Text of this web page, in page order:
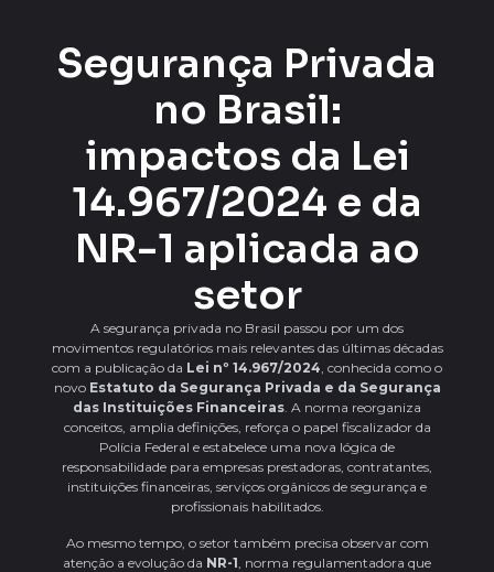
Segurança Privada
no Brasil:
impactos da Lei
14.967/2024 e da
NR-1 aplicada ao
setor
A segurança privada no Brasil passou por um dos
movimentos regulatórios mais relevantes das últimas décadas
com a publicação da Lei nº 14.967/2024, conhecida como o
novo Estatuto da Segurança Privada e da Segurança
das Instituições Financeiras. A norma reorganiza
conceitos, amplia definições, reforça o papel fiscalizador da
Polícia Federal e estabelece uma nova lógica de
responsabilidade para empresas prestadoras, contratantes,
instituições financeiras, serviços orgânicos de segurança e
profissionais habilitados.
Ao mesmo tempo, o setor também precisa observar com
atenção a evolução da NR-1 , norma regulamentadora que